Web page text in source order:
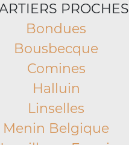
PROCHES
Bondues
Bousbecque
Comines
Halluin
Linselles
Menin Belgique